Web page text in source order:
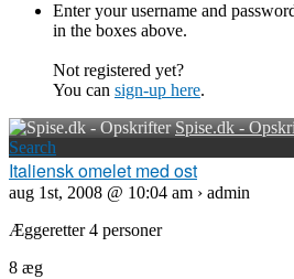
Enter your username and
in the boxes above.
Not registered yet?
You can sign-up here.
Spise.dk -
Search
Italiensk omelet med ost
aug 1st, 2008 @ 10:04 am › admin
Æggeretter 4 personer
8 æg